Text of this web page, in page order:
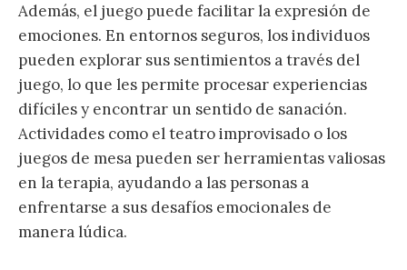
Además, el juego puede facilitar la expresión de
emociones. En entornos seguros, los individuos
pueden explorar sus sentimientos a través del
juego, lo que les permite procesar experiencias
difíciles y encontrar un sentido de sanación.
Actividades como el teatro improvisado o los
juegos de mesa pueden ser herramientas valiosas
en la terapia, ayudando a las personas a
enfrentarse a sus desafíos emocionales de
manera lúdica.